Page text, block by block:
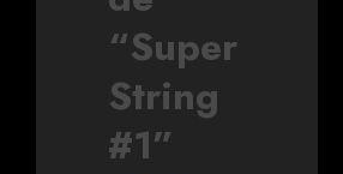
“Super
String
#1”